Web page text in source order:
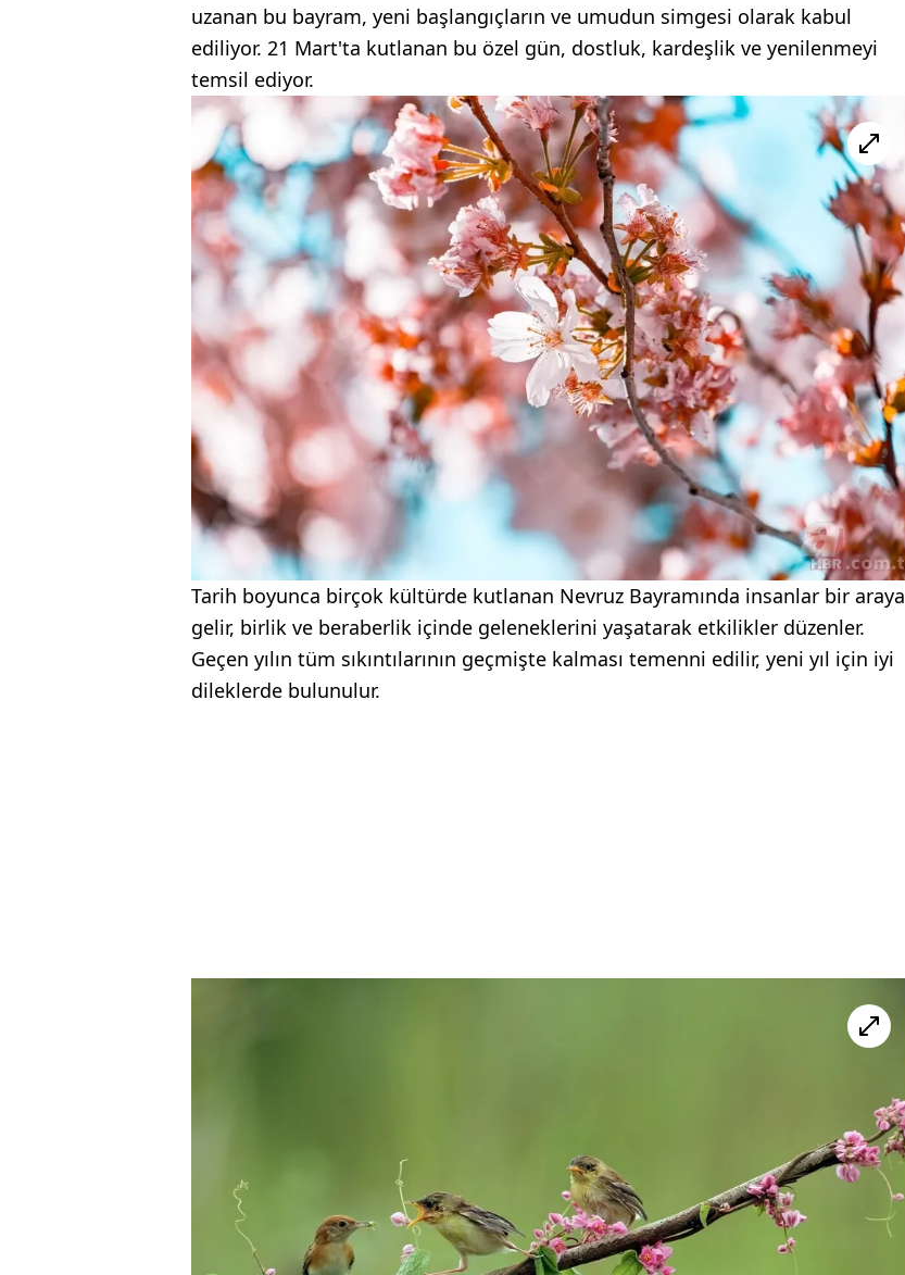
uzanan bu bayram, yeni başlangıçların ve umudun simgesi olarak kabul
ediliyor. 21 Mart'ta kutlanan bu özel gün, dostluk, kardeşlik ve yenilenmeyi
temsil ediyor.
Tarih boyunca birçok kültürde kutlanan Nevruz Bayramında insanlar bir araya
gelir, birlik ve beraberlik içinde geleneklerini yaşatarak etkilikler düzenler.
Geçen yılın tüm sıkıntılarının geçmişte kalması temenni edilir, yeni yıl için iyi
dileklerde bulunulur.